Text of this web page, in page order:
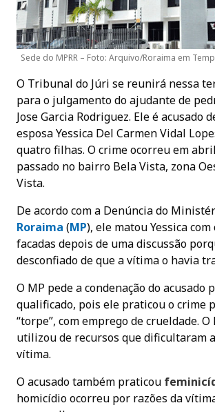
Sede do MPRR – Foto: Arquivo/Roraima em
O Tribunal do Júri se reunirá nessa
para o julgamento do ajudante de
Jose Garcia Rodriguez. Ele é acusado
esposa Yessica Del Carmen Vidal
quatro filhas. O crime ocorreu em
passado no bairro Bela Vista, zona
Vista.
De acordo com a Denúncia do
Roraima (MP), ele matou Yessica
facadas depois de uma discussão
desconfiado de que a vítima o havia
O MP pede a condenação do acusado
qualificado, pois ele praticou o crime
“torpe”, com emprego de crueldade. O
utilizou de recursos que dificultaram
vítima.
O acusado também praticou
homicídio ocorreu por razões da